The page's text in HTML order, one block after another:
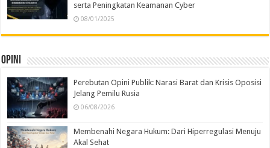
serta Peningkatan Keamanan Cyber
08/01/2025
Opini
Perebutan Opini Publik: Narasi Barat dan Krisis Oposisi
Jelang Pemilu Rusia
06/08/2026
Membenahi Negara Hukum: Dari Hiperregulasi Menuju
Akal Sehat